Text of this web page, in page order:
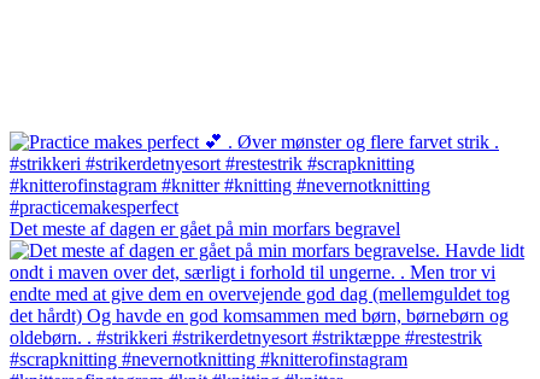
Det meste af dagen er gået på min morfars begravel